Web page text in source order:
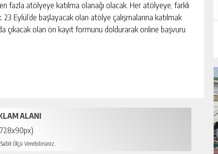
fazla atölyeye katılma olanağı olacak. Her atölyeye, farklı
Eylül’de başlayacak olan atölye çalışmalarına katılmak
çıkacak olan ön kayıt formunu doldurarak online başvuru
ALANI
Sabit Ölçü Verebilirsiniz.